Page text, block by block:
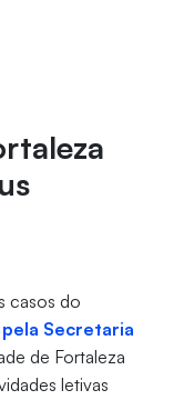
casos do
Secretaria
de Fortaleza
letivas